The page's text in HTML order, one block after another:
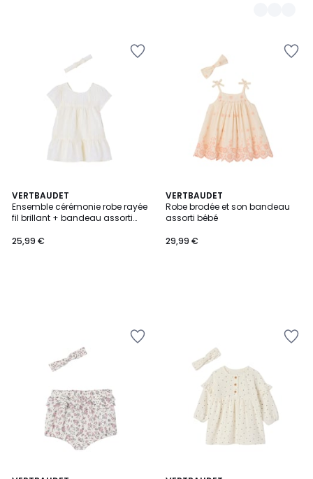
VERTBAUDET
Ensemble cérémonie robe rayée
fil brillant + bandeau assorti
25,99 €
VERTBAUDET
Robe brodée et son bandeau
assorti bébé
29,99 €